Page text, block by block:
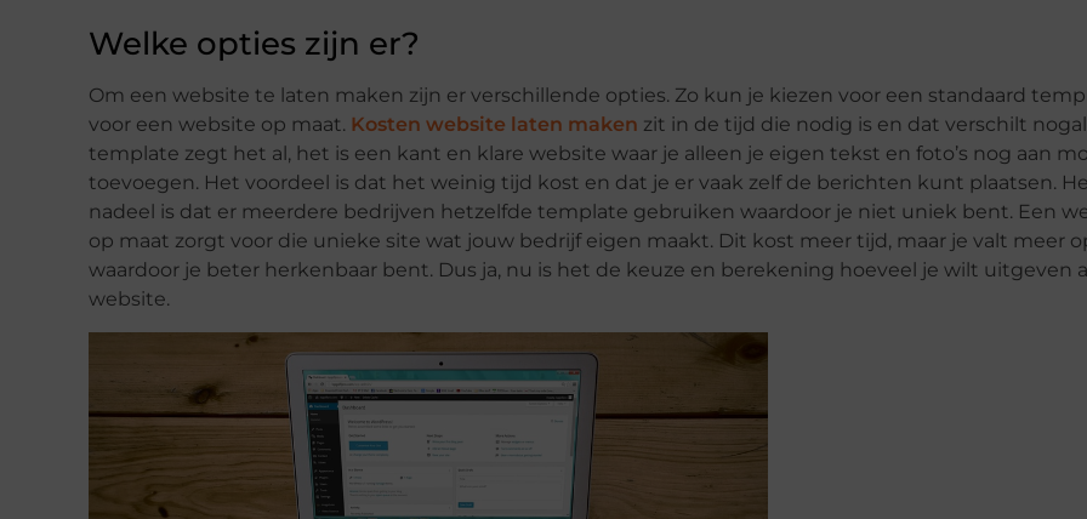
Welke opties zijn er?
Om een website te laten maken zijn er verschillende opties. Zo kun je kiezen voor een standaard
voor een website op maat. Kosten website laten maken zit in de tijd die nodig is en dat verschilt
template zegt het al, het is een kant en klare website waar je alleen je eigen tekst en foto’s nog aan
toevoegen. Het voordeel is dat het weinig tijd kost en dat je er vaak zelf de berichten kunt plaatsen.
nadeel is dat er meerdere bedrijven hetzelfde template gebruiken waardoor je niet uniek bent. Een
op maat zorgt voor die unieke site wat jouw bedrijf eigen maakt. Dit kost meer tijd, maar je valt meer
waardoor je beter herkenbaar bent. Dus ja, nu is het de keuze en berekening hoeveel je wilt uitgeven
website.